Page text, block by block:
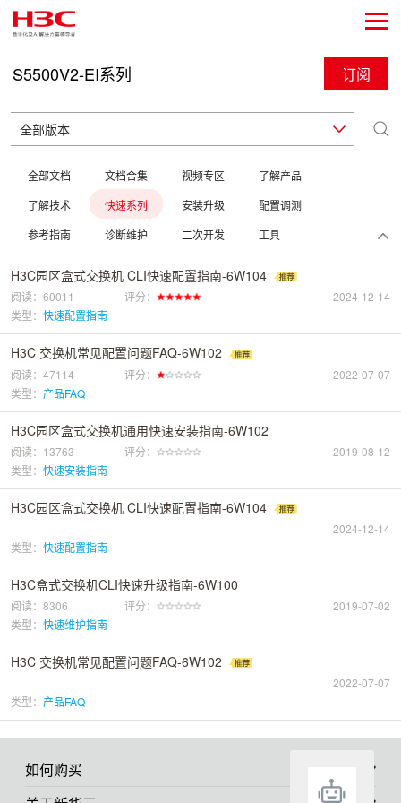
S5500V2-EI系列 订阅
全部文档 文档合集 视频专区
了解产品
了解技术
快速系列 安装升级
配置调测
参考指南
诊断维护 二次开发 工具
H3C园区盒式交换机 CLI快速配置指南-6W104
阅读：60011 评分：
2024-12-14
类型： 快速配置指南
H3C 交换机常见配置问题FAQ-6W102
阅读：47114 评分：
2022-07-07
类型： 产品FAQ
H3C园区盒式交换机通用快速安装指南-6W102
阅读：13763 评分：
2019-08-12
类型： 快速安装指南
H3C园区盒式交换机 CLI快速配置指南-6W104
2024-12-14
类型： 快速配置指南
H3C盒式交换机CLI快速升级指南-6W100
阅读：8306 评分：
2019-07-02
类型： 快速维护指南
H3C 交换机常见配置问题FAQ-6W102
2022-07-07
类型： 产品FAQ
如何购买